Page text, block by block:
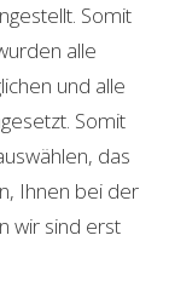
Somit
alle
und alle
Somit
das
Ihnen bei der
wir sind erst